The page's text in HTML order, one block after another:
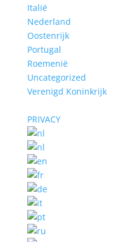
Italië
Nederland
Oostenrijk
Portugal
Roemenië
Uncategorized
Verenigd Koninkrijk
PRIVACY